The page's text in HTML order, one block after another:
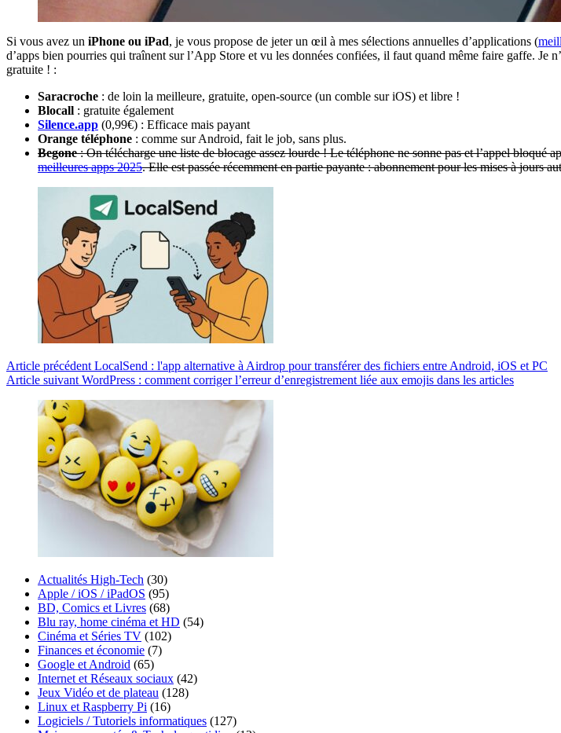
Si vous avez un iPhone ou iPad, je vous propose de jeter un œil à mes sélections annuelles d’applications (
d’apps bien pourries qui traînent sur l’App Store et vu les données confiées, il faut quand même faire gaffe. Je
gratuite ! :
Saracroche : de loin la meilleure, gratuite, open-source (un comble sur iOS) et libre !
Blocall : gratuite également
Silence.app (0,99€) : Efficace mais payant
Orange téléphone : comme sur Android, fait le job, sans plus.
Begone: On télécharge une liste de blocage assez lourde ! Le téléphone ne sonne pas et l’appel bloqué
meilleures apps 2025. Elle est passée récemment en partie payante : abonnement pour les mises à jours
Article précédent LocalSend : l'app alternative à Airdrop pour transférer des fichiers entre Android, iOS et PC
Article suivant WordPress : comment corriger l’erreur d’enregistrement liée aux emojis dans les articles
Actualités High-Tech (30)
Apple / iOS / iPadOS (95)
BD, Comics et Livres (68)
Blu ray, home cinéma et HD (54)
Cinéma et Séries TV (102)
Finances et économie (7)
Google et Android (65)
Internet et Réseaux sociaux (42)
Jeux Vidéo et de plateau (128)
Linux et Raspberry Pi (16)
Logiciels / Tutoriels informatiques (127)